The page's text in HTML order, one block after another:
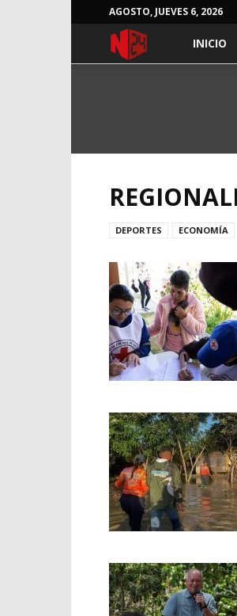
AGOSTO, JUEVES 6, 2026
NOTICIASINICIO
DEPORTES ECONOMÍA